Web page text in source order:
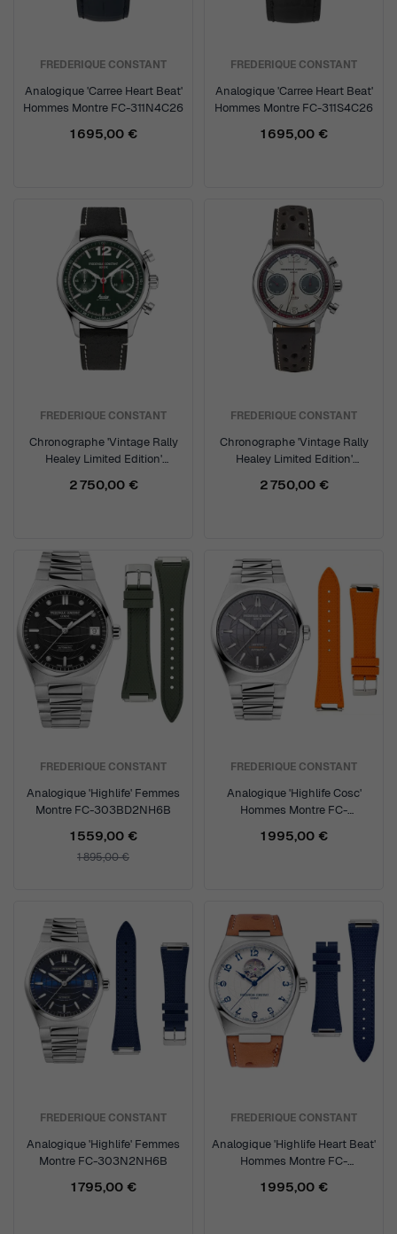
FREDERIQUE CONSTANT
Analogique 'Carree Heart Beat'
Hommes Montre FC-311N4C26
1 695,00 €
FREDERIQUE CONSTANT
Analogique 'Carree Heart Beat'
Hommes Montre FC-311S4C26
1 695,00 €
FREDERIQUE CONSTANT
Chronographe 'Vintage Rally
Healey Limited Edition'
397HDGR5B6
2 750,00 €
FREDERIQUE CONSTANT
Chronographe 'Vintage Rally
Healey Limited Edition'
397HSG5B6
2 750,00 €
FREDERIQUE CONSTANT
Analogique 'Highlife' Femmes
Montre FC-303BD2NH6B
1 559,00 €
1 895,00 €
FREDERIQUE CONSTANT
Analogique 'Highlife Cosc'
Hommes Montre FC-
1 995,00 €
FREDERIQUE CONSTANT
Analogique 'Highlife' Femmes
Montre FC-303N2NH6B
1 795,00 €
FREDERIQUE CONSTANT
Analogique 'Highlife Heart Beat'
Hommes Montre FC-
1 995,00 €